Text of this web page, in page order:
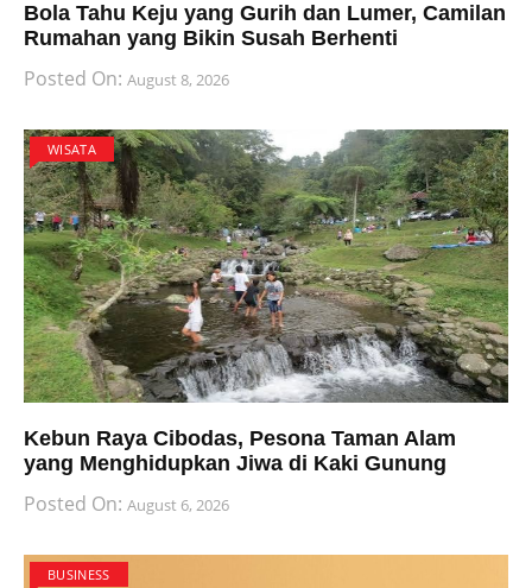
Bola Tahu Keju yang Gurih dan Lumer, Camilan
Rumahan yang Bikin Susah Berhenti
Posted On: August 8, 2026
WISATA
Kebun Raya Cibodas, Pesona Taman Alam
yang Menghidupkan Jiwa di Kaki Gunung
Posted On: August 6, 2026
BUSINESS